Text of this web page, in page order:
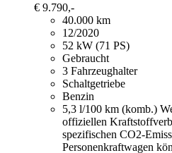
€ 9.790,-
40.000 km
12/2020
52 kW (71 PS)
Gebraucht
3 Fahrzeughalter
Schaltgetriebe
Benzin
5,3 l/100 km (komb.)
offiziellen
spezifischen CO2-
Personenkraftwagen